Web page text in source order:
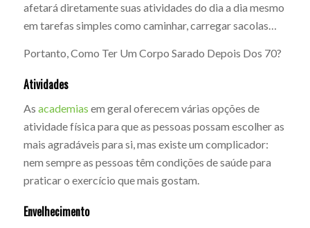
afetará diretamente suas atividades do dia a dia mesmo
em tarefas simples como caminhar, carregar sacolas…
Portanto, Como Ter Um Corpo Sarado Depois Dos 70?
Atividades
As academias em geral oferecem várias opções de
atividade física para que as pessoas possam escolher as
mais agradáveis para si, mas existe um complicador:
nem sempre as pessoas têm condições de saúde para
praticar o exercício que mais gostam.
Envelhecimento